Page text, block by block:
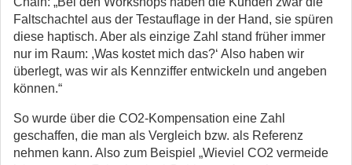
Faltschachtel aus der Testauflage in der Hand, sie spüren
diese haptisch. Aber als einzige Zahl stand früher immer
nur im Raum: ,Was kostet mich das?‘ Also haben wir
überlegt, was wir als Kennziffer entwickeln und angeben
können.“
So wurde über die CO2-Kompensation eine Zahl
geschaffen, die man als Vergleich bzw. als Referenz
nehmen kann. Also zum Beispiel „Wieviel CO2 vermeide